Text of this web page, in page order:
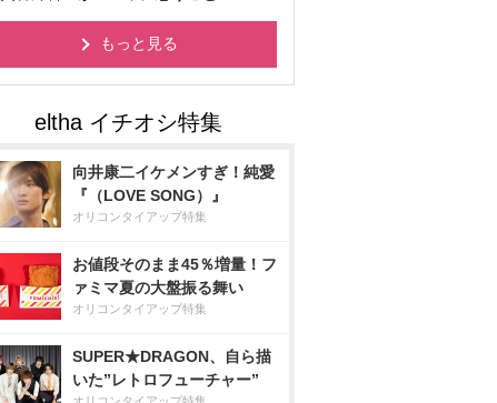
もっと見る
向井康二イケメンすぎ！純愛
『（LOVE SONG）』
オリコンタイアップ特集
お値段そのまま45％増量！フ
ァミマ夏の大盤振る舞い
オリコンタイアップ特集
SUPER★DRAGON、自ら描
いた”レトロフューチャー”